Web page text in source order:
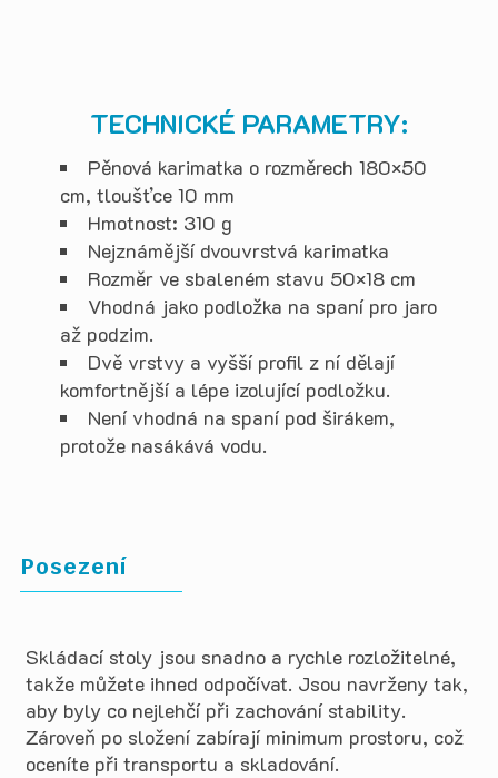
TECHNICKÉ PARAMETRY:
Pěnová karimatka o rozměrech 180×50
cm, tloušťce 10 mm
Hmotnost: 310 g
Nejznámější dvouvrstvá karimatka
Rozměr ve sbaleném stavu 50×18 cm
Vhodná jako podložka na spaní pro jaro
až podzim.
Dvě vrstvy a vyšší profil z ní dělají
komfortnější a lépe izolující podložku.
Není vhodná na spaní pod širákem,
protože nasákává vodu.
Posezení
Skládací stoly jsou snadno a rychle rozložitelné,
takže můžete ihned odpočívat. Jsou navrženy tak,
aby byly co nejlehčí při zachování stability.
Zároveň po složení zabírají minimum prostoru, což
oceníte při transportu a skladování.